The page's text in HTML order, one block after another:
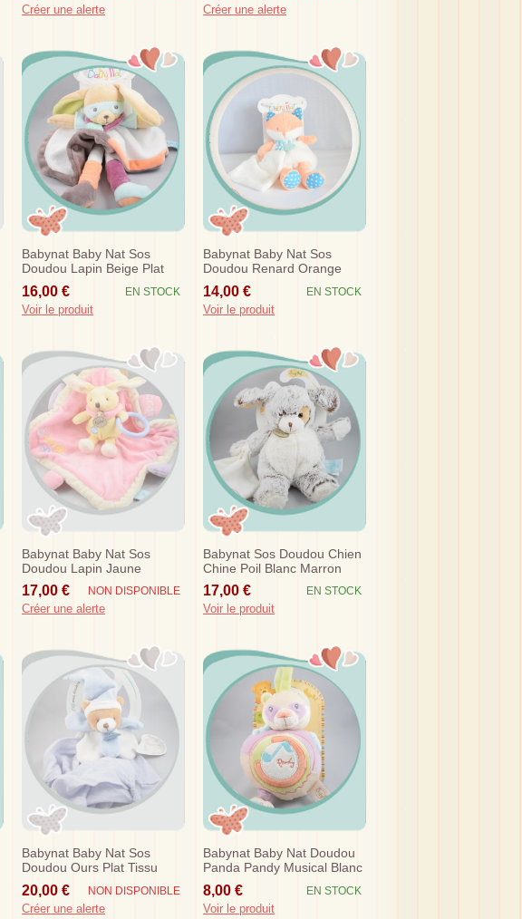
Créer une alerte Créer une alerte
Babynat Baby Nat Sos
Doudou Lapin Beige Plat
Rond Blanc Orange Les
Masques
16,00 € EN STOCK
Voir le produit
Babynat Baby Nat Sos
Doudou Renard Orange
Blanc A Poil Mouchoir Poupi
14,00 € EN STOCK
Voir le produit
Babynat Baby Nat Sos
Doudou Lapin Jaune
Mouchoir Plat Rose Eveil
Super Doudou
17,00 € NON DISPONIBLE
Créer une alerte
Babynat Sos Doudou Chien
Chine Poil Blanc Marron
Flocons
17,00 € EN STOCK
Voir le produit
Babynat Baby Nat Sos
Doudou Ours Plat Tissu
Lange Bleu Blanc Bn030
20,00 € NON DISPONIBLE
Créer une alerte
Babynat Baby Nat Doudou
Panda Pandy Musical Blanc
Violet Rond
8,00 € EN STOCK
Voir le produit